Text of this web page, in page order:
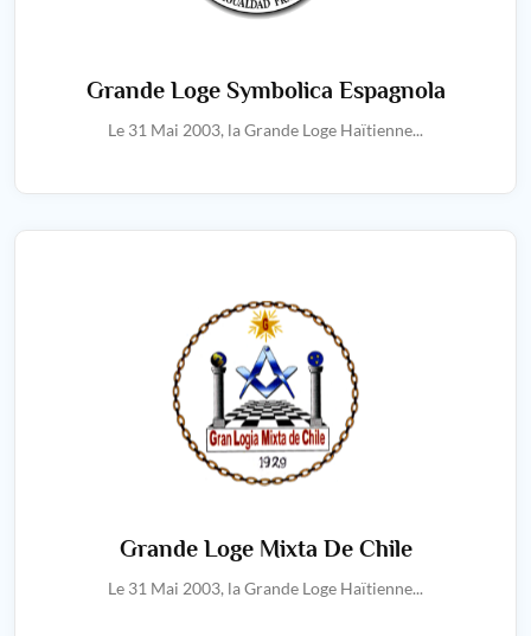
Grande Loge Symbolica Espagnola
Le 31 Mai 2003, la Grande Loge Haïtienne...
Grande Loge Mixta De Chile
Le 31 Mai 2003, la Grande Loge Haïtienne...